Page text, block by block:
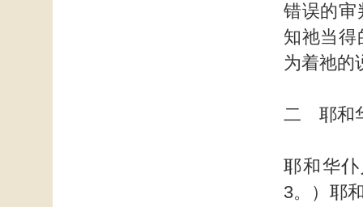
错误的审
知祂当得
为着祂的
二 耶和
耶和华
3。）耶